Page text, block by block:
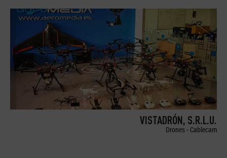
VISTADRÓN, S.R.L.U.
Drones - Cablecam